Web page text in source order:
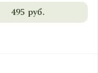
495 руб.